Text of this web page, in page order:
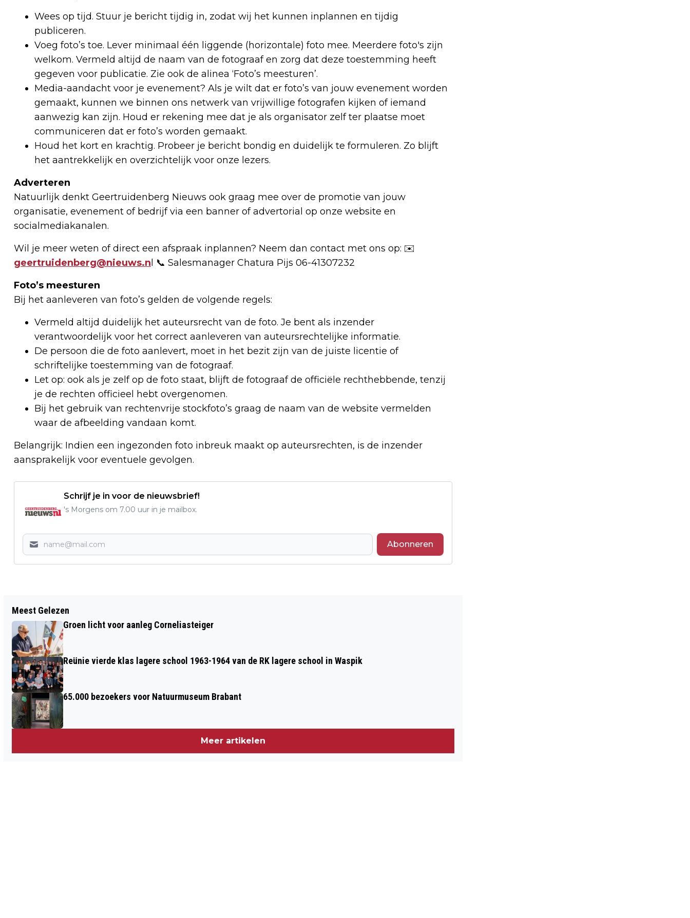
Wees op tijd. Stuur je bericht tijdig in, zodat wij het kunnen inplannen en tijdig
publiceren.
Voeg foto’s toe. Lever minimaal één liggende (horizontale) foto mee. Meerdere foto's zijn
welkom. Vermeld altijd de naam van de fotograaf en zorg dat deze toestemming heeft
gegeven voor publicatie. Zie ook de alinea ‘Foto’s meesturen’.
Media-aandacht voor je evenement? Als je wilt dat er foto’s van jouw evenement worden
gemaakt, kunnen we binnen ons netwerk van vrijwillige fotografen kijken of iemand
aanwezig kan zijn. Houd er rekening mee dat je als organisator zelf ter plaatse moet
communiceren dat er foto’s worden gemaakt.
Houd het kort en krachtig. Probeer je bericht bondig en duidelijk te formuleren. Zo blijft
het aantrekkelijk en overzichtelijk voor onze lezers.
Adverteren
Natuurlijk denkt Geertruidenberg Nieuws ook graag mee over de promotie van jouw
organisatie, evenement of bedrijf via een banner of advertorial op onze website en
socialmediakanalen.
Wil je meer weten of direct een afspraak inplannen? Neem dan contact met ons op: ✉️
geertruidenberg@nieuws.n l 📞 Salesmanager Chatura Pijs 06-41307232
Foto’s meesturen
Bij het aanleveren van foto’s gelden de volgende regels:
Vermeld altijd duidelijk het auteursrecht van de foto. Je bent als inzender
verantwoordelijk voor het correct aanleveren van auteursrechtelijke informatie.
De persoon die de foto aanlevert, moet in het bezit zijn van de juiste licentie of
schriftelijke toestemming van de fotograaf.
Let op: ook als je zelf op de foto staat, blijft de fotograaf de officiële rechthebbende, tenzij
je de rechten officieel hebt overgenomen.
Bij het gebruik van rechtenvrije stockfoto’s graag de naam van de website vermelden
waar de afbeelding vandaan komt.
Belangrijk: Indien een ingezonden foto inbreuk maakt op auteursrechten, is de inzender
aansprakelijk voor eventuele gevolgen.
Schrijf je in voor de nieuwsbrief!
's Morgens om 7.00 uur in je mailbox.
Abonneren
EEN GEZONDE GEEST, EEN GEZOND
LICHAAM
Meest Gelezen
Groen licht voor aanleg Corneliasteiger
Reünie vierde klas lagere school 1963-1964 van de RK lagere school in Waspik
65.000 bezoekers voor Natuurmuseum Brabant
Meer artikelen